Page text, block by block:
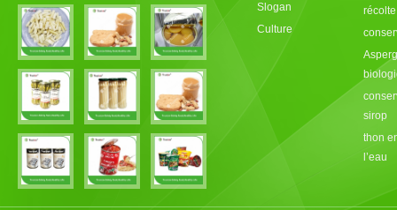
Slogan
Culture
sirop
thon
l’eau